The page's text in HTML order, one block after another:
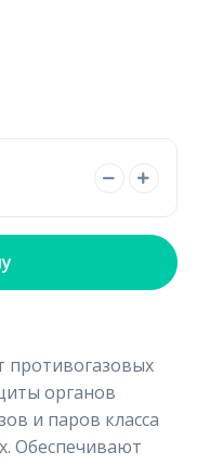
противогазовых
органов
и паров класса
Обеспечивают